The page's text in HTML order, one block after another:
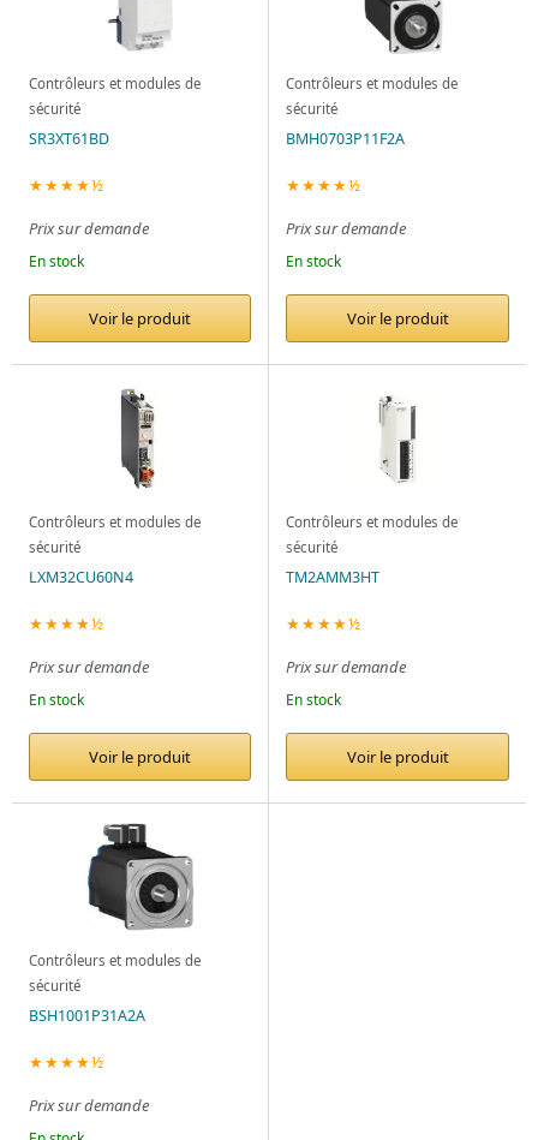
Contrôleurs et modules de
sécurité
SR3XT61BD
★★★★½
Prix sur demande
En stock
Voir le produit
Contrôleurs et modules de
sécurité
BMH0703P11F2A
★★★★½
Prix sur demande
En stock
Voir le produit
Contrôleurs et modules de
sécurité
LXM32CU60N4
★★★★½
Prix sur demande
En stock
Voir le produit
Contrôleurs et modules de
sécurité
TM2AMM3HT
★★★★½
Prix sur demande
En stock
Voir le produit
Contrôleurs et modules de
sécurité
BSH1001P31A2A
★★★★½
Prix sur demande